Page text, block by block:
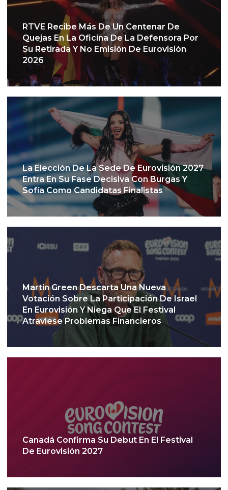
RTVE Recibe Más De Un Centenar De
Quejas En La Oficina De La Defensora Por
Su Retirada Y No Emisión De Eurovisión
2026
La Elección De La Sede De Eurovisión 2027
Entra En Su Fase Decisiva Con Burgas Y
Sofía Como Candidatas Finalistas
Martin Green Descarta Una Nueva
Votación Sobre La Participación De Israel
En Eurovisión Y Niega Que El Festival
Atraviese Problemas Financieros
Canadá Confirma Su Debut En El Festival
De Eurovisión 2027